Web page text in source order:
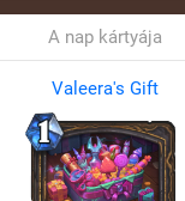
A nap kártyája
Valeera's Gift